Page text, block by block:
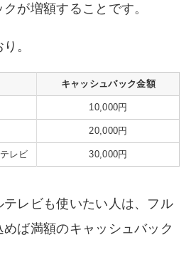
が増額することです。
。
キャッシュバック金額
10,000円
20,000円
レビ 30,000円
レビも使いたい人は、フル
ば満額のキャッシュバック